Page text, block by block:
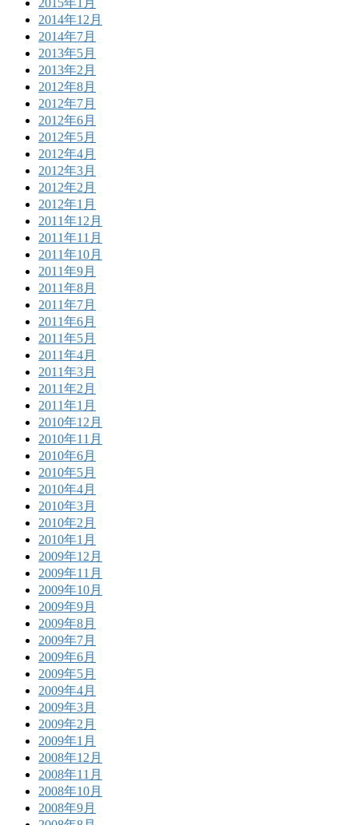
2015年1月
2014年12月
2014年7月
2013年5月
2013年2月
2012年8月
2012年7月
2012年6月
2012年5月
2012年4月
2012年3月
2012年2月
2012年1月
2011年12月
2011年11月
2011年10月
2011年9月
2011年8月
2011年7月
2011年6月
2011年5月
2011年4月
2011年3月
2011年2月
2011年1月
2010年12月
2010年11月
2010年6月
2010年5月
2010年4月
2010年3月
2010年2月
2010年1月
2009年12月
2009年11月
2009年10月
2009年9月
2009年8月
2009年7月
2009年6月
2009年5月
2009年4月
2009年3月
2009年2月
2009年1月
2008年12月
2008年11月
2008年10月
2008年9月